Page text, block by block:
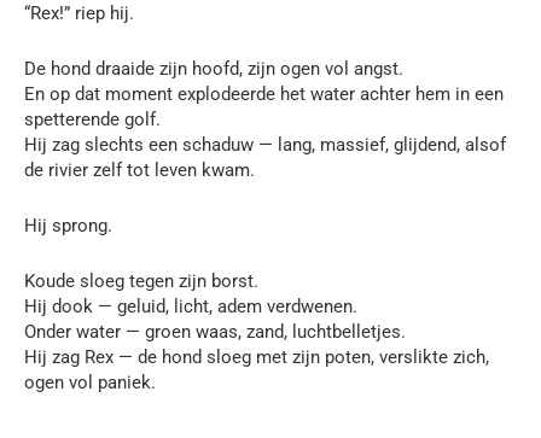
“Rex!” riep hij.
De hond draaide zijn hoofd, zijn ogen vol angst.
En op dat moment explodeerde het water achter hem in een
spetterende golf.
Hij zag slechts een schaduw — lang, massief, glijdend, alsof
de rivier zelf tot leven kwam.
Hij sprong.
Koude sloeg tegen zijn borst.
Hij dook — geluid, licht, adem verdwenen.
Onder water — groen waas, zand, luchtbelletjes.
Hij zag Rex — de hond sloeg met zijn poten, verslikte zich,
ogen vol paniek.